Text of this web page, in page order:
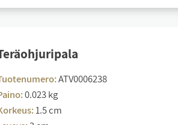
ATV0006238
0.023 kg
1.5 cm